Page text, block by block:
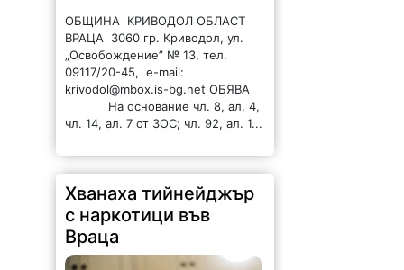
ОБЩИНА КРИВОДОЛ ОБЛАСТ
ВРАЦА 3060 гр. Криводол, ул.
„Освобождение” № 13, тел.
09117/20-45, e-mail:
krivodol@mbox.is-bg.net ОБЯВА
На основание чл. 8, ал. 4,
чл. 14, ал. 7 от ЗОС; чл. 92, ал. 1...
Хванаха тийнейджър
с наркотици във
Враца